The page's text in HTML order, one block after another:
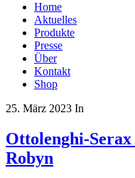
Home
Aktuelles
Produkte
Presse
Über
Kontakt
Shop
25. März 2023 In
Ottolenghi-
Robyn